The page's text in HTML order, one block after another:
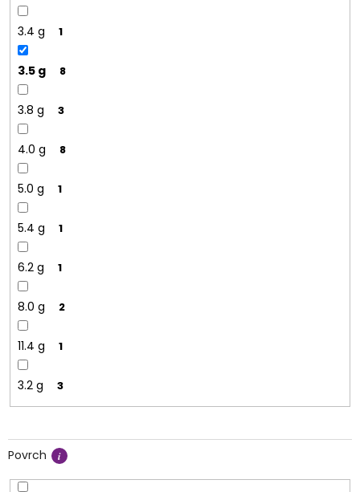
3.4 g 1
3.5 g 8
3.8 g 3
4.0 g 8
5.0 g 1
5.4 g 1
6.2 g 1
8.0 g 2
11.4 g 1
3.2 g 3
Povrch